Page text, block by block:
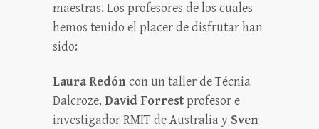
maestras. Los profesores de los cuales
hemos tenido el placer de disfrutar han
sido:
Laura Redóncon un taller de Técnia
Dalcroze, David Forrestprofesor e
investigador RMIT de Australia y Sven